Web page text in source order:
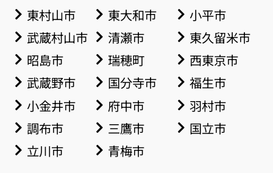
東村山市 東大和市
小平市
武蔵村山市
清瀬市
東久留米市
昭島市
瑞穂町
西東京市
武蔵野市
国分寺市
福生市
小金井市
府中市
羽村市
調布市
三鷹市
国立市
立川市
青梅市